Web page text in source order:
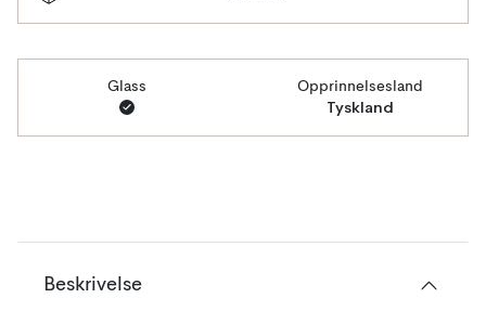
Glass Opprinnelsesland
Tyskland
Beskrivelse